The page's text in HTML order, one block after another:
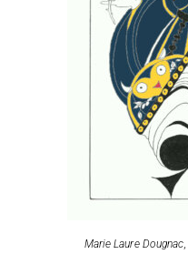
Marie Laure Dougnac,